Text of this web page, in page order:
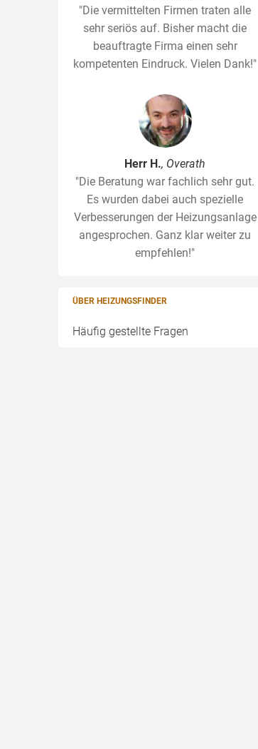
"Die vermittelten Firmen traten alle
sehr seriös auf. Bisher macht die
beauftragte Firma einen sehr
kompetenten Eindruck. Vielen Dank!"
Herr H., Overath
"Die Beratung war fachlich sehr gut.
Es wurden dabei auch spezielle
Verbesserungen der Heizungsanlage
angesprochen. Ganz klar weiter zu
empfehlen!"
ÜBER HEIZUNGSFINDER
Häufig gestellte Fragen